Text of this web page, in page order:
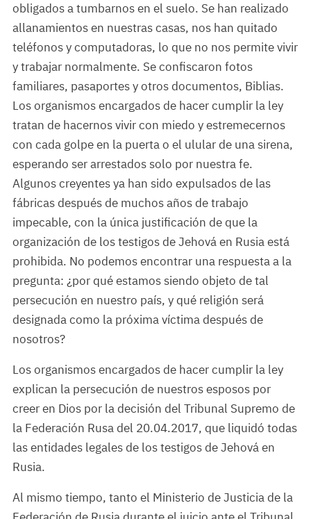
obligados a tumbarnos en el suelo. Se han realizado
allanamientos en nuestras casas, nos han quitado
teléfonos y computadoras, lo que no nos permite vivir
y trabajar normalmente. Se confiscaron fotos
familiares, pasaportes y otros documentos, Biblias.
Los organismos encargados de hacer cumplir la ley
tratan de hacernos vivir con miedo y estremecernos
con cada golpe en la puerta o el ulular de una sirena,
esperando ser arrestados solo por nuestra fe.
Algunos creyentes ya han sido expulsados de las
fábricas después de muchos años de trabajo
impecable, con la única justificación de que la
organización de los testigos de Jehová en Rusia está
prohibida. No podemos encontrar una respuesta a la
pregunta: ¿por qué estamos siendo objeto de tal
persecución en nuestro país, y qué religión será
designada como la próxima víctima después de
nosotros?
Los organismos encargados de hacer cumplir la ley
explican la persecución de nuestros esposos por
creer en Dios por la decisión del Tribunal Supremo de
la Federación Rusa del 20.04.2017, que liquidó todas
las entidades legales de los testigos de Jehová en
Rusia.
Al mismo tiempo, tanto el Ministerio de Justicia de la